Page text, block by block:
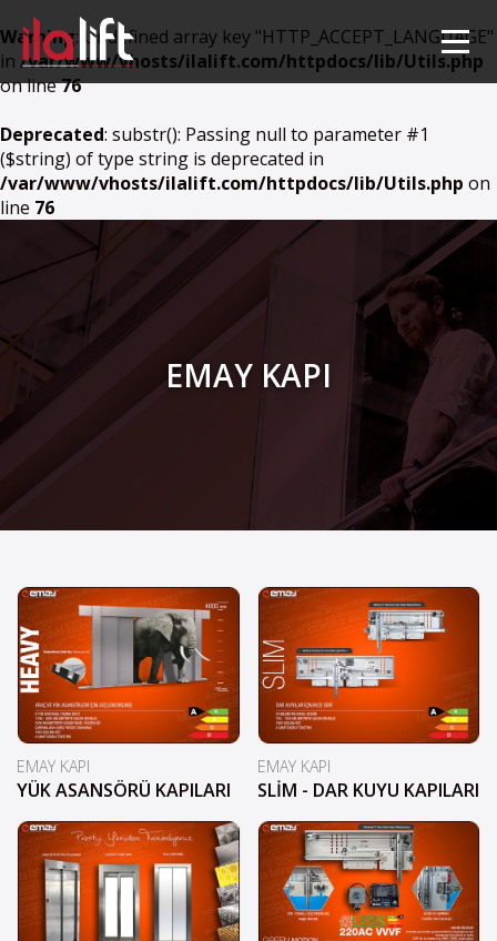
Warning: Undefined array key "HTTP_ACCEPT_LANGUAGE"
in /var/www/vhosts/ilalift.com/httpdocs/lib/Utils.php
on line76
Deprecated: substr(): Passing null to parameter #1
($string) of type string is deprecated in
/var/www/vhosts/ilalift.com/httpdocs/lib/Utils.php on
line 76
EMAY KAPI
EMAY KAPI
YÜK ASANSÖRÜ KAPILARI
EMAY KAPI
SLİM - DAR KUYU KAPILARI